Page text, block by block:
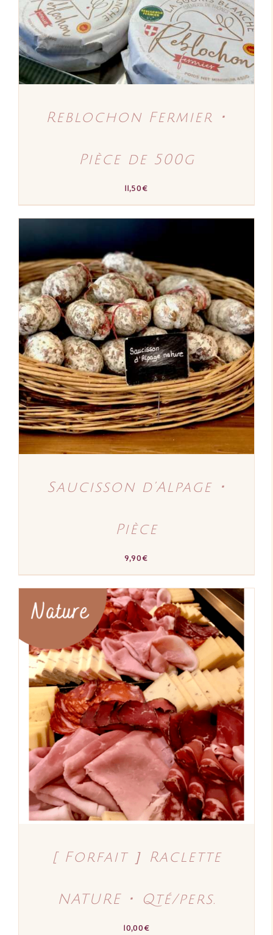
Reblochon Fermier ･
Pièce de 500g
11,50€
AJOUTER AU PANIER
/
DÉTAILS
Saucisson d’Alpage ･
Pièce
9,90€
AJOUTER AU PANIER
/
DÉTAILS
[ Forfait ］Raclette
NATURE ･ Qté/pers.
10,00€